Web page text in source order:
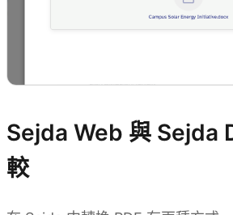
Sejda Web 與 Sejda
較